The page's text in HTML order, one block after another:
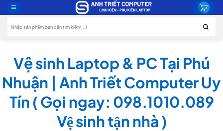
to
content
Vệ sinh Laptop & PC Tại Phú
Nhuận | Anh Triết Computer Uy
Tín ( Gọi ngay: 098.1010.089
Vệ sinh tận nhà )